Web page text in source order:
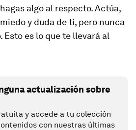
algo al respecto. Actúa,
y duda de ti, pero nunca
es lo que te llevará al
actualización sobre
y accede a tu colección
con nuestras últimas